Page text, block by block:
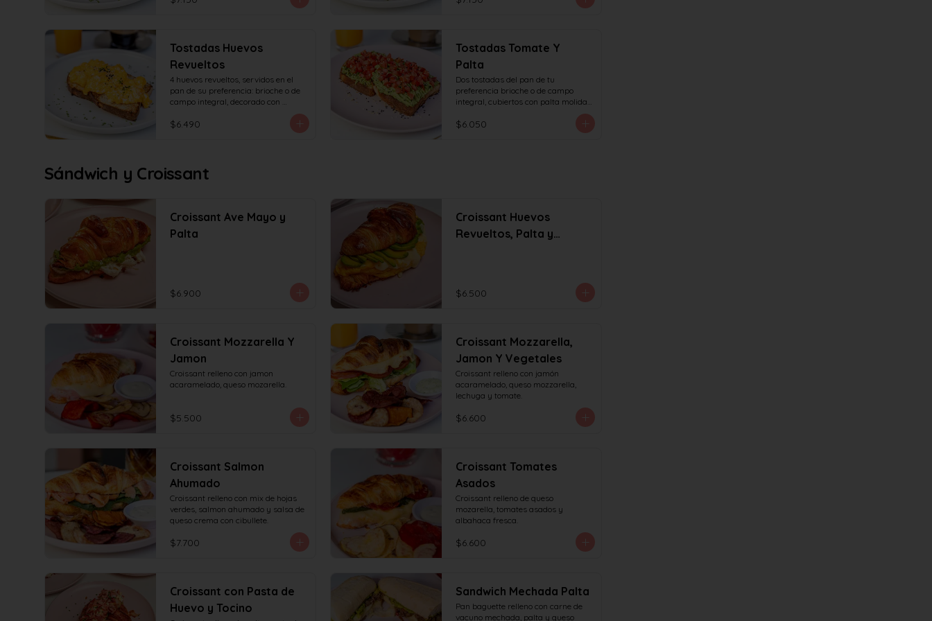
Tostadas Huevos
Revueltos
4 huevos revueltos, servidos en el
pan de su preferencia: brioche o de
campo integral, decorado con
$6.490
Tostadas Tomate Y
Palta
Dos tostadas del pan de tu
preferencia brioche o de campo
integral, cubiertos con palta molida
sésamo o ciboulette.
$6.050
Sándwich y Croissant
Croissant Ave Mayo y
Palta
$6.900
Croissant Huevos
Revueltos, Palta y
$6.500
Croissant Mozzarella Y
Jamon
Croissant relleno con jamon
acaramelado, queso mozarella.
$5.500
Croissant Mozzarella,
Jamon Y Vegetales
Croissant relleno con jamón
acaramelado, queso mozzarella,
lechuga y tomate.
$6.600
Croissant Salmon
Ahumado
Croissant relleno con mix de hojas
verdes, salmon ahumado y salsa de
queso crema con cibullete.
$7.700
Croissant Tomates
Asados
Croissant relleno de queso
mozarella, tomates asados y
albahaca fresca.
$6.600
Croissant con Pasta de
Huevo y Tocino
Sandwich Mechada Palta
Pan baguette relleno con carne de
vacuno mechada, palta y queso